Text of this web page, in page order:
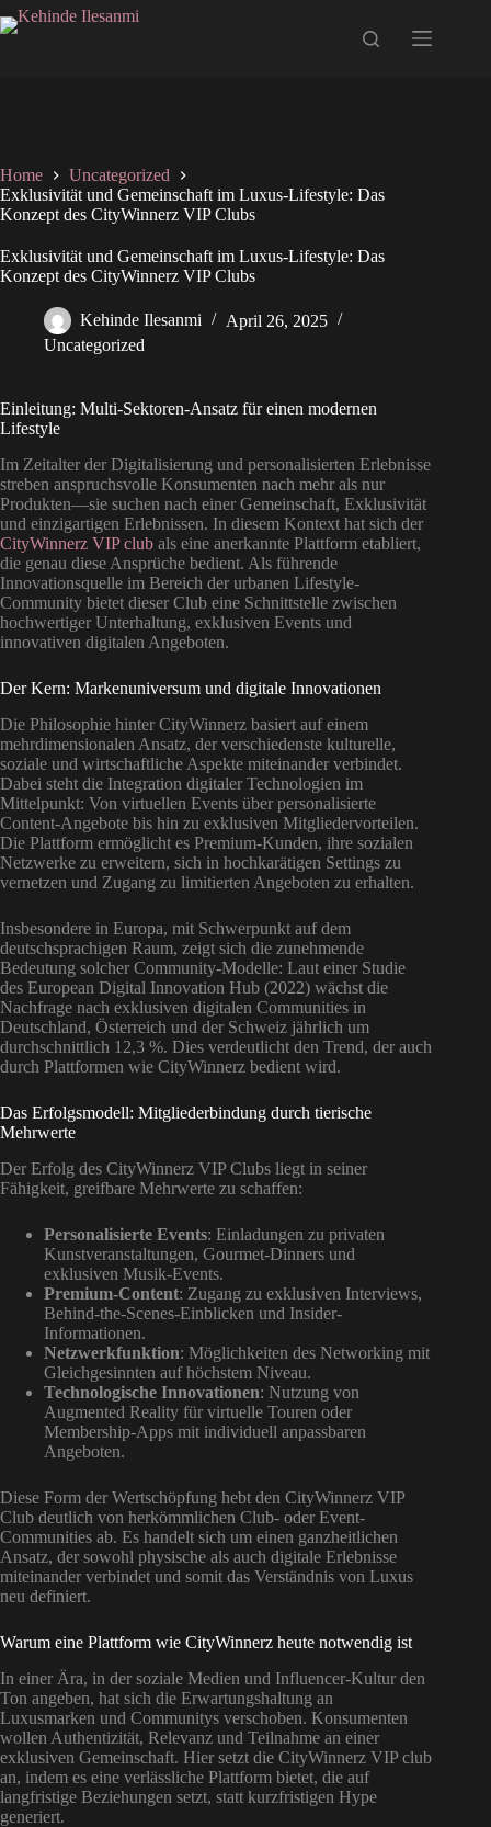
Home
Uncategorized
Exklusivität und Gemeinschaft im Luxus-Lifestyle: Das
Konzept des CityWinnerz VIP Clubs
Exklusivität und Gemeinschaft im Luxus-Lifestyle: Das
Konzept des CityWinnerz VIP Clubs
Kehinde Ilesanmi
April 26, 2025
Uncategorized
Einleitung: Multi-Sektoren-Ansatz für einen modernen
Lifestyle
Im Zeitalter der Digitalisierung und personalisierten Erlebnisse
streben anspruchsvolle Konsumenten nach mehr als nur
Produkten—sie suchen nach einer Gemeinschaft, Exklusivität
und einzigartigen Erlebnissen. In diesem Kontext hat sich der
CityWinnerz VIP club als eine anerkannte Plattform etabliert,
die genau diese Ansprüche bedient. Als führende
Innovationsquelle im Bereich der urbanen Lifestyle-
Community bietet dieser Club eine Schnittstelle zwischen
hochwertiger Unterhaltung, exklusiven Events und
innovativen digitalen Angeboten.
Der Kern: Markenuniversum und digitale Innovationen
Die Philosophie hinter CityWinnerz basiert auf einem
mehrdimensionalen Ansatz, der verschiedenste kulturelle,
soziale und wirtschaftliche Aspekte miteinander verbindet.
Dabei steht die Integration digitaler Technologien im
Mittelpunkt: Von virtuellen Events über personalisierte
Content-Angebote bis hin zu exklusiven Mitgliedervorteilen.
Die Plattform ermöglicht es Premium-Kunden, ihre sozialen
Netzwerke zu erweitern, sich in hochkarätigen Settings zu
vernetzen und Zugang zu limitierten Angeboten zu erhalten.
Insbesondere in Europa, mit Schwerpunkt auf dem
deutschsprachigen Raum, zeigt sich die zunehmende
Bedeutung solcher Community-Modelle: Laut einer Studie
des European Digital Innovation Hub (2022) wächst die
Nachfrage nach exklusiven digitalen Communities in
Deutschland, Österreich und der Schweiz jährlich um
durchschnittlich 12,3 %. Dies verdeutlicht den Trend, der auch
durch Plattformen wie CityWinnerz bedient wird.
Das Erfolgsmodell: Mitgliederbindung durch tierische
Mehrwerte
Der Erfolg des CityWinnerz VIP Clubs liegt in seiner
Fähigkeit, greifbare Mehrwerte zu schaffen:
Personalisierte Events: Einladungen zu privaten
Kunstveranstaltungen, Gourmet-Dinners und
exklusiven Musik-Events.
Premium-Content: Zugang zu exklusiven Interviews,
Behind-the-Scenes-Einblicken und Insider-
Informationen.
Netzwerkfunktion: Möglichkeiten des Networking mit
Gleichgesinnten auf höchstem Niveau.
Technologische Innovationen: Nutzung von
Augmented Reality für virtuelle Touren oder
Membership-Apps mit individuell anpassbaren
Angeboten.
Diese Form der Wertschöpfung hebt den CityWinnerz VIP
Club deutlich von herkömmlichen Club- oder Event-
Communities ab. Es handelt sich um einen ganzheitlichen
Ansatz, der sowohl physische als auch digitale Erlebnisse
miteinander verbindet und somit das Verständnis von Luxus
neu definiert.
Warum eine Plattform wie CityWinnerz heute notwendig ist
In einer Ära, in der soziale Medien und Influencer-Kultur den
Ton angeben, hat sich die Erwartungshaltung an
Luxusmarken und Communitys verschoben. Konsumenten
wollen Authentizität, Relevanz und Teilnahme an einer
exklusiven Gemeinschaft. Hier setzt die CityWinnerz VIP club
an, indem es eine verlässliche Plattform bietet, die auf
langfristige Beziehungen setzt, statt kurzfristigen Hype
generiert.